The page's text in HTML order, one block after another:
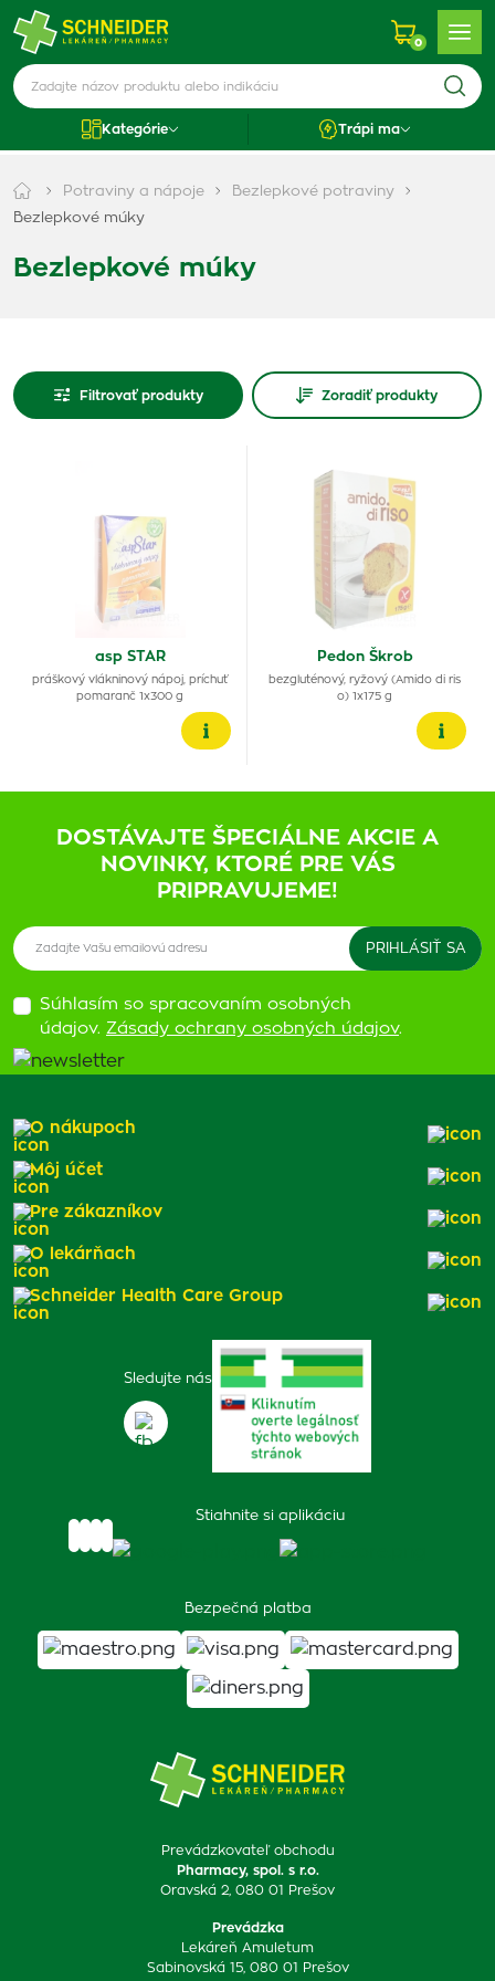
0
Kategórie Trápi ma
Potraviny a nápoje
Bezlepkové potraviny
Bezlepkové múky
Bezlepkové múky
Filtrovať produkty Zoradiť produkty
asp STAR
práškový vlákninový nápoj, príchuť
pomaranč 1x300 g
Pedon Škrob
bezgluténový, ryžový (Amido di ris
o) 1x175 g
DOSTÁVAJTE ŠPECIÁLNE AKCIE A
NOVINKY, KTORÉ PRE VÁS
PRIPRAVUJEME!
Súhlasím so spracovaním osobných
údajov. Zásady ochrany osobných údajov.
Prevádzkovateľ obchodu
Pharmacy, spol. s r.o.
Oravská 2, 080 01 Prešov
Prevádzka
Lekáreň Amuletum
Sabinovská 15, 080 01 Prešov
Sledujte nás
Stiahnite si aplikáciu
Bezpečná platba
O nákupoch
Môj účet
Pre zákazníkov
O lekárňach
Schneider Health Care Group